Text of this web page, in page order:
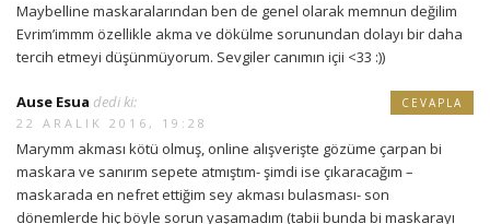
Maybelline maskaralarından ben de genel olarak memnun değilim
Evrim’immm özellikle akma ve dökülme sorunundan dolayı bir daha
tercih etmeyi düşünmüyorum. Sevgiler canımın içii <33 :))
Ause Esua dedi ki:
22 ARALIK 2016, 19:28
Marymm akması kötü olmuş, online alışverişte gözüme çarpan bi
maskara ve sanırım sepete atmıştım- şimdi ise çıkaracağım –
maskarada en nefret ettiğim sey akması bulasması- son
dönemlerde hiç böyle sorun yaşamadım (tabii bunda bi maskarayı
CEVAPLA